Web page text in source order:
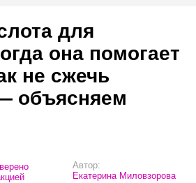
для
она помогает
не сжечь
объясняем
Автор:
Екатерина Миловзорова